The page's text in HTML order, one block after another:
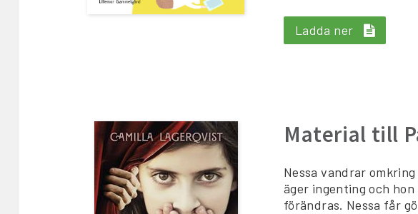
Ladda ner
Material till
Nessa vandrar
äger ingenting och
förändras. Nessa får